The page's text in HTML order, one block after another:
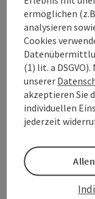
Gratis
Achtung:
Angebot gültig
möglich
Verpflegung
ermöglichen
analysieren
Cookies
(1) lit. a
unserer
akzeptieren Sie
individuellen
jederzeit